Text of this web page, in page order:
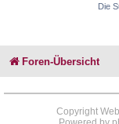
Die
Foren-Übersicht
Copyright